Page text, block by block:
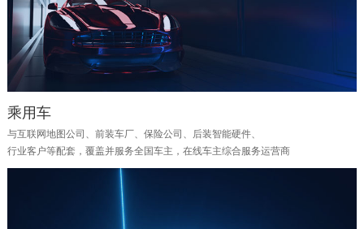
乘用车
与互联网地图公司、前装车厂、保险公司、后装智能硬件、
行业客户等配套，覆盖并服务全国车主，在线车主综合服务运营商